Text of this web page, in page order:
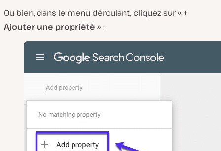
Ou bien, dans le menu déroulant, cliquez sur« +
Ajouter une propriété »: